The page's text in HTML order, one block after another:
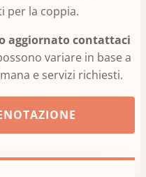
per la coppia.
aggiornato contattaci
variare in base a
e servizi richiesti.